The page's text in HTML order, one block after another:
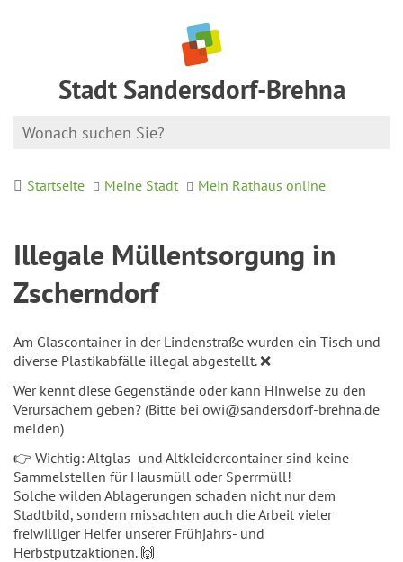
Stadt Sandersdorf-Brehna
Startseite Meine Stadt Mein Rathaus online
Illegale Müllentsorgung in
Zscherndorf
Am Glascontainer in der Lindenstraße wurden ein Tisch und
diverse Plastikabfälle illegal abgestellt. ❌
Wer kennt diese Gegenstände oder kann Hinweise zu den
Verursachern geben? (Bitte bei owi@sandersdorf-brehna.de
melden)
👉 Wichtig: Altglas- und Altkleidercontainer sind keine
Sammelstellen für Hausmüll oder Sperrmüll!
Solche wilden Ablagerungen schaden nicht nur dem
Stadtbild, sondern missachten auch die Arbeit vieler
freiwilliger Helfer unserer Frühjahrs- und
Herbstputzaktionen. 🙌